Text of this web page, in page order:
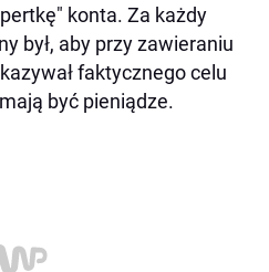
konta. Za każdy
był, aby przy zawieraniu
faktycznego celu
być pieniądze.